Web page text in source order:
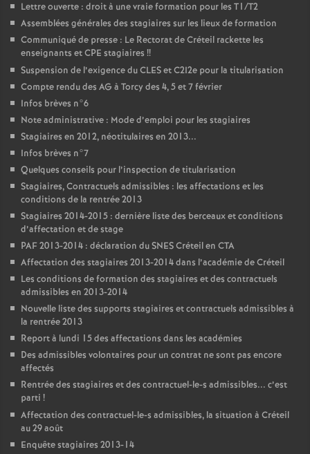
Lettre ouverte : droit à une vraie formation pour les T1/T2
Assemblées générales des stagiaires sur les lieux de formation
Communiqué de presse : Le Rectorat de Créteil rackette les
enseignants etCPE stagiaires !!
Suspension de l’exigence duCLESet C2I2e pour la titularisation
Compte rendu des AG à Torcy des 4, 5 et 7 février
Infos brèves n°6
Note administrative : Mode d’emploi pour les stagiaires
Stagiaires en 2012, néotitulaires en 2013...
Infos brèves n°7
Quelques conseils pour l’inspection de titularisation
Stagiaires, Contractuels admissibles : les affectations et les
conditions de la rentrée 2013
Stagiaires 2014-2015 : dernière liste des berceaux et conditions
d’affectation et de stage
PAF2013-2014 : déclaration duSNESCréteil en CTA
Affectation des stagiaires 2013-2014 dans l’académie de Créteil
Les conditions de formation des stagiaires et des contractuels
admissibles en 2013-2014
Nouvelle liste des supports stagiaires et contractuels admissibles à
la rentrée 2013
Report à lundi 15 des affectations dans les académies
Des admissibles volontaires pour un contrat ne sont pas encore
affectés
Rentrée des stagiaires et des contractuel-le-s admissibles... c’est
parti !
Affectation des contractuel-le-s admissibles, la situation à Créteil
au 29 août
Enquête stagiaires 2013-14